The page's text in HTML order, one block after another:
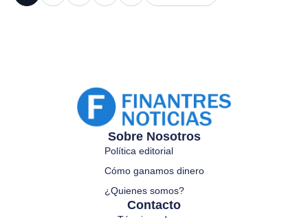
Sobre Nosotros
Política editorial
Cómo ganamos dinero
¿Quienes somos?
Contacto